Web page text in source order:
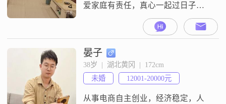
爱家庭有责任，真心一起过日子的
人，年龄40至50岁的女士为伴！
晏子
38岁  |  湖北黄冈  |  172cm
未婚
12001-20000元
从事电商自主创业，经济稳定，人